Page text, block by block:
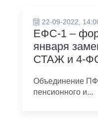
22-09-2022,
ЕФС-1 –
января
СТАЖ и 4-
Объединение
пенсионного и...